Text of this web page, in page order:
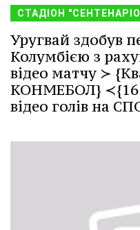
СТАДІОН "СЕНТЕНАРІО
Уругвай здобув
Колумбією з
відео матчу ≻
КОНМЕБОЛ}
відео голів на